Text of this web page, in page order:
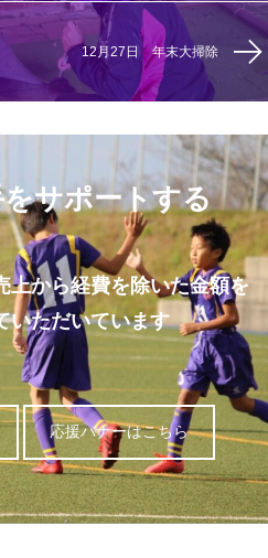
12月27日 年末大掃除
サポートする
上から経費を除いた金額を
いただいています
応援バナーはこちら